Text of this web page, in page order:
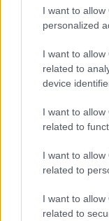
I want to
personalized
I want to
related to
device
I want to
related to
I want to
related to
I want to
related to